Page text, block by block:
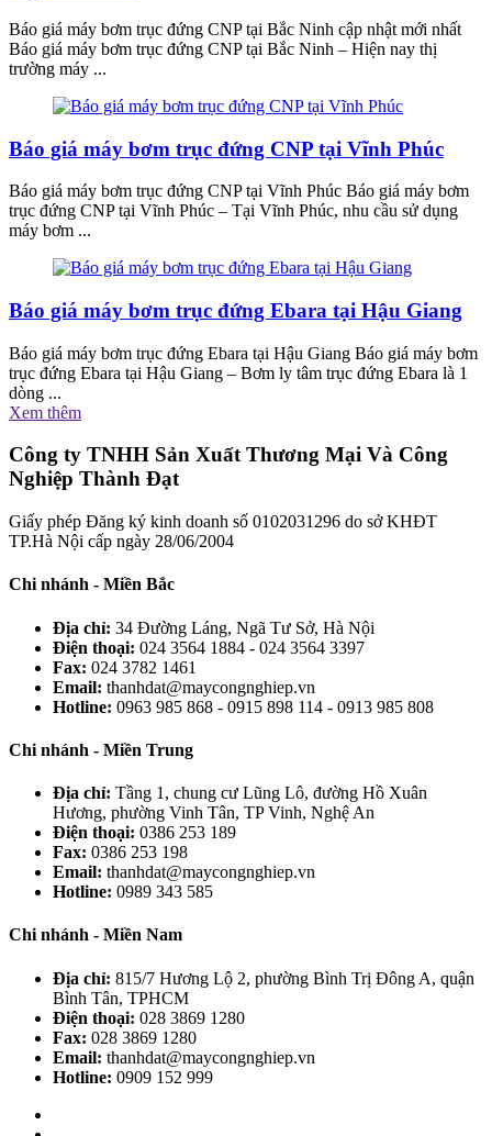
Báo giá máy bơm trục đứng CNP tại Bắc Ninh cập nhật mới nhất
Báo giá máy bơm trục đứng CNP tại Bắc Ninh – Hiện nay thị
trường máy ...
Báo giá máy bơm trục đứng CNP tại Vĩnh Phúc
Báo giá máy bơm trục đứng CNP tại Vĩnh Phúc Báo giá máy bơm
trục đứng CNP tại Vĩnh Phúc – Tại Vĩnh Phúc, nhu cầu sử dụng
máy bơm ...
Báo giá máy bơm trục đứng Ebara tại Hậu Giang
Báo giá máy bơm trục đứng Ebara tại Hậu Giang Báo giá máy bơm
trục đứng Ebara tại Hậu Giang – Bơm ly tâm trục đứng Ebara là 1
dòng ...
Xem thêm
Công ty TNHH Sản Xuất Thương Mại Và Công
Nghiệp Thành Đạt
Giấy phép Đăng ký kinh doanh số 0102031296 do sở KHĐT
TP.Hà Nội cấp ngày 28/06/2004
Chi nhánh - Miền Bắc
Địa chỉ: 34 Đường Láng, Ngã Tư Sở, Hà Nội
Điện thoại: 024 3564 1884 - 024 3564 3397
Fax: 024 3782 1461
Email: thanhdat@maycongnghiep.vn
Hotline: 0963 985 868 - 0915 898 114 - 0913 985 808
Chi nhánh - Miền Trung
Địa chỉ: Tầng 1, chung cư Lũng Lô, đường Hồ Xuân
Hương, phường Vinh Tân, TP Vinh, Nghệ An
Điện thoại: 0386 253 189
Fax: 0386 253 198
Email: thanhdat@maycongnghiep.vn
Hotline: 0989 343 585
Chi nhánh - Miền Nam
Địa chỉ: 815/7 Hương Lộ 2, phường Bình Trị Đông A, quận
Bình Tân, TPHCM
Điện thoại: 028 3869 1280
Fax: 028 3869 1280
Email: thanhdat@maycongnghiep.vn
Hotline: 0909 152 999